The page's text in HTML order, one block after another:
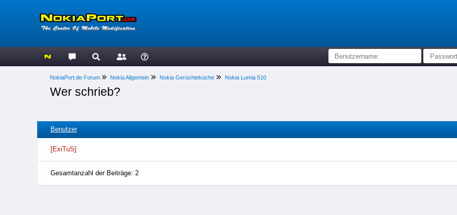
NokiaPort.de Forum Nokia Allgemein Nokia Gerüchteküche Nokia Lumia 510
Wer schrieb?
Benutzer
[ExiTuS]
Gesamtanzahl der Beiträge: 2